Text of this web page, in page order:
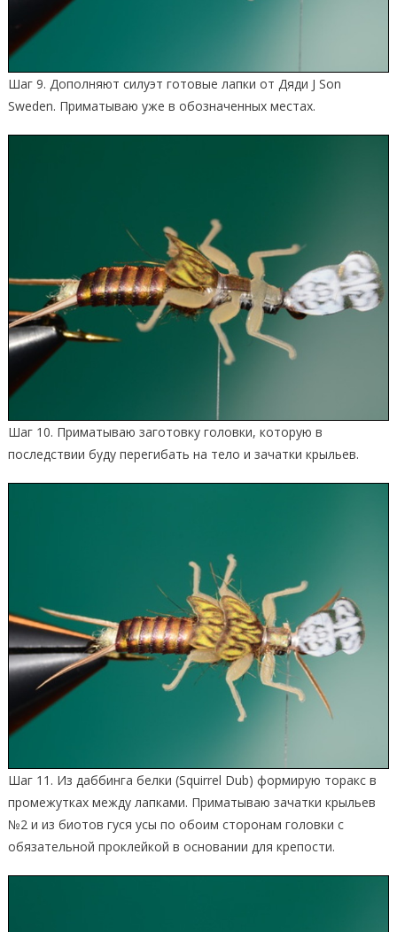
Шаг 9. Дополняют силуэт готовые лапки от Дяди J Son
Sweden. Приматываю уже в обозначенных местах.
Шаг 10. Приматываю заготовку головки, которую в
последствии буду перегибать на тело и зачатки крыльев.
Шаг 11. Из даббинга белки (Squirrel Dub) формирую торакс в
промежутках между лапками. Приматываю зачатки крыльев
№2 и из биотов гуся усы по обоим сторонам головки с
обязательной проклейкой в основании для крепости.